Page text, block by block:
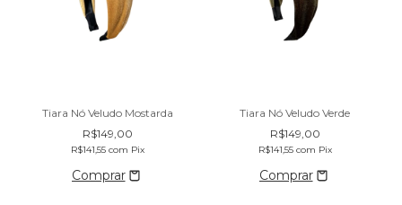
Tiara Nó Veludo Mostarda
R$149,00
R$141,55 com Pix
Tiara Nó Veludo Verde
R$149,00
R$141,55 com Pix